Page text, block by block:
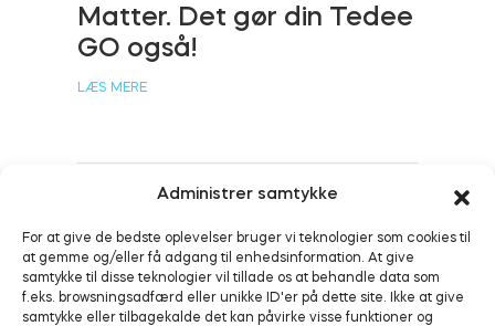
Administrer samtykke
For at give de bedste oplevelser bruger vi teknologier som cookies til
at gemme og/eller få adgang til enhedsinformation. At give
samtykke til disse teknologier vil tillade os at behandle data som
f.eks. browsningsadfærd eller unikke ID'er på dette site. Ikke at give
samtykke eller tilbagekalde det kan påvirke visse funktioner og
Tedee Biometric Module
Tedee GO2
Køb nu
Matter. Det gør din Tedee
GO også!
LÆS MERE
Tedee fungerer nu med
Alarm.com
LÆS MERE